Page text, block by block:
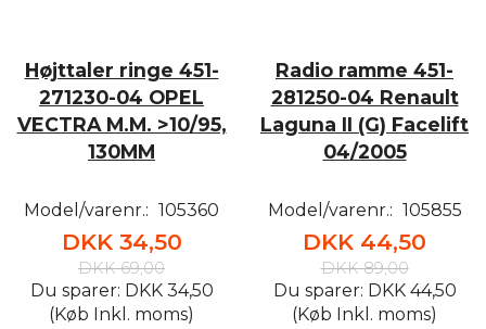
Højttaler ringe 451-
271230-04 OPEL
VECTRA M.M. >10/95,
130MM
Model/varenr.: 105360
DKK 34,50
DKK 69,00
Du sparer: DKK 34,50
(Køb Inkl. moms)
Radio ramme 451-
281250-04 Renault
Laguna II (G) Facelift
04/2005
Model/varenr.: 105855
DKK 44,50
DKK 89,00
Du sparer: DKK 44,50
(Køb Inkl. moms)